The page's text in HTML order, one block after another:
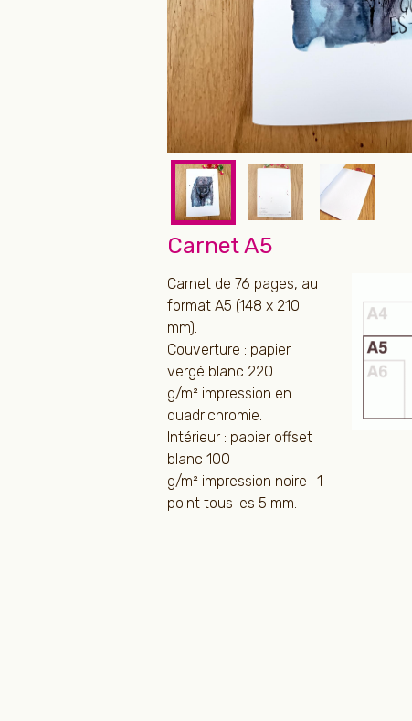
Carnet A5
Carnet de 76 pages, au
format A5 (148 x 210
mm).
Couverture : papier
vergé blanc 220
g/m² impression en
quadrichromie.
Intérieur : papier offset
blanc 100
g/m² impression noire : 1
point tous les 5 mm.